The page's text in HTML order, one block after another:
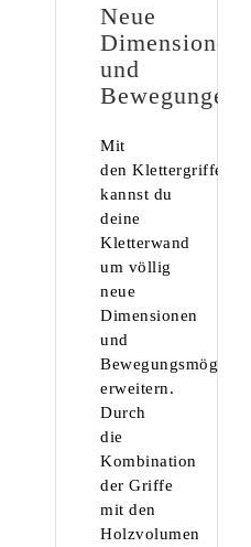
Neue
Dimensionen
und
Bewegungen
Mit
den Klettergriffen
kannst du
deine
Kletterwand
um völlig
neue
Dimensionen
und
erweitern.
Durch
die
Kombination
der Griffe
mit den
Holzvolumen